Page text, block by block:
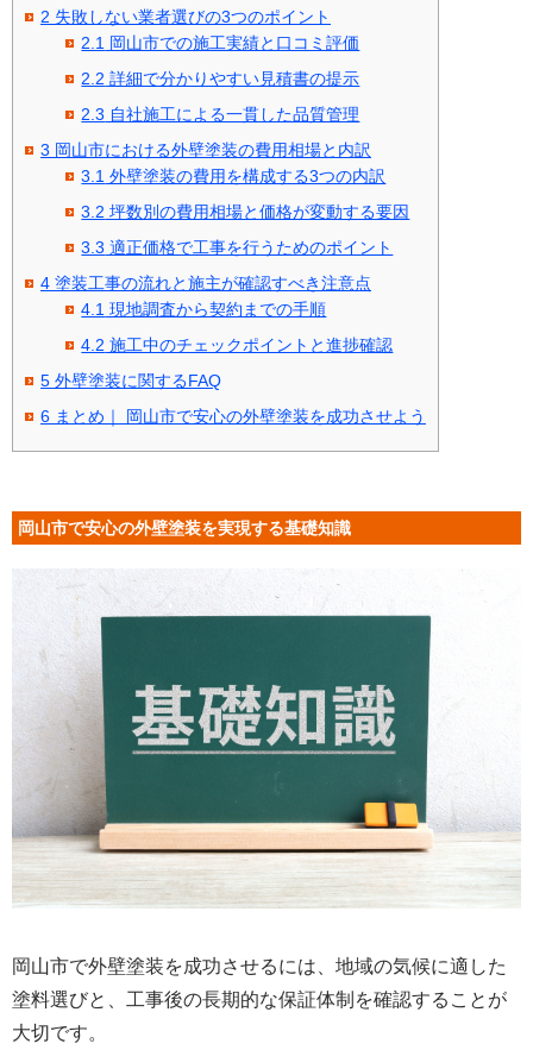
2 失敗しない業者選びの3つのポイント
2.1 岡山市での施工実績と口コミ評価
2.2 詳細で分かりやすい見積書の提示
2.3 自社施工による一貫した品質管理
3 岡山市における外壁塗装の費用相場と内訳
3.1 外壁塗装の費用を構成する3つの内訳
3.2 坪数別の費用相場と価格が変動する要因
3.3 適正価格で工事を行うためのポイント
4 塗装工事の流れと施主が確認すべき注意点
4.1 現地調査から契約までの手順
4.2 施工中のチェックポイントと進捗確認
5 外壁塗装に関するFAQ
6 まとめ｜ 岡山市で安心の外壁塗装を成功させよう
岡山市で安心の外壁塗装を実現する基礎知識
岡山市で外壁塗装を成功させるには、地域の気候に適した
塗料選びと、工事後の長期的な保証体制を確認することが
大切です。